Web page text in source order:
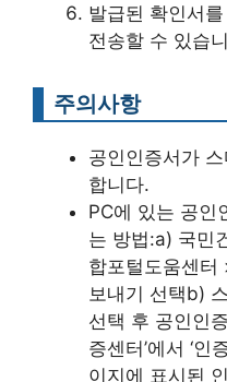
발급된 확인서
전송할 수 있습
주의사항
공인인증서가
합니다.
PC에 있는 공인
는 방법:a) 국민
합포털도움센터
보내기 선택b)
선택 후 공인인
증센터’에서 ‘인
이지에 표시된